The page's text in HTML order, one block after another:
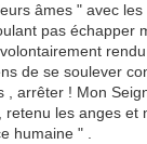
âmes " avec
pas échapper
de se soulever
, arrêter ! Mon
retenu les anges et
humaine " .